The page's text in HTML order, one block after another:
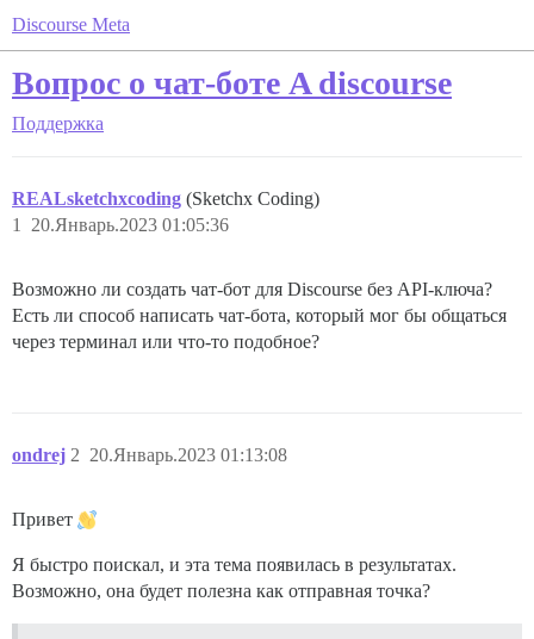
Discourse Meta
Вопрос о чат-боте A discourse
Поддержка
REALsketchxcoding (Sketchx Coding)
20.Январь.2023 01:05:36
1
Возможно ли создать чат-бот для Discourse без API-ключа?
Есть ли способ написать чат-бота, который мог бы общаться
через терминал или что-то подобное?
ondrej 20.Январь.2023 01:13:08
2
Привет
Я быстро поискал, и эта тема появилась в результатах.
Возможно, она будет полезна как отправная точка?